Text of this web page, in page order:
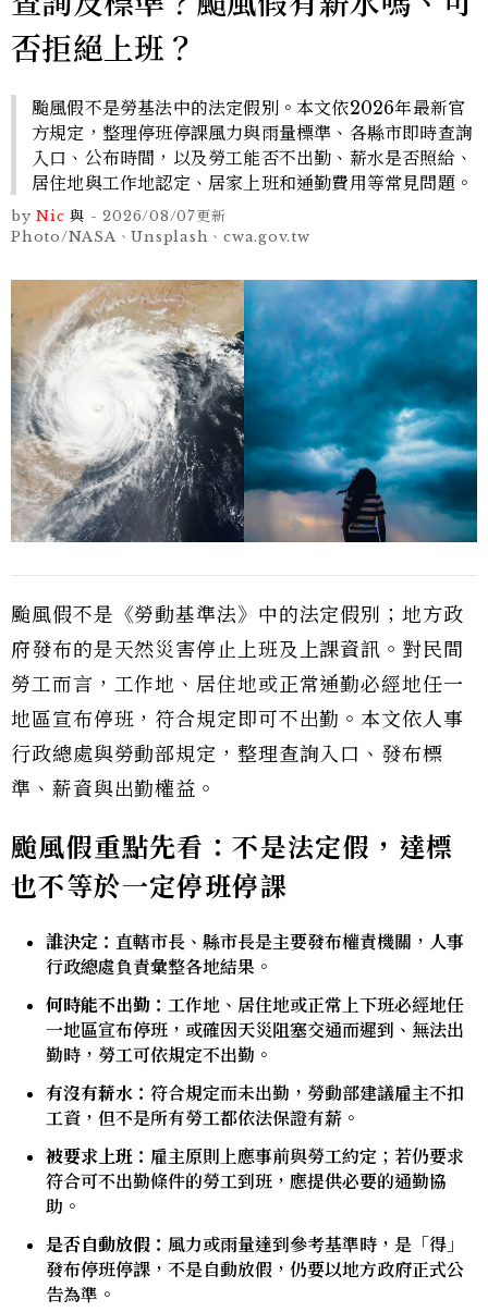
否拒絕上班？
颱風假不是勞基法中的法定假別。本文依2026年最新官
方規定，整理停班停課風力與雨量標準、各縣市即時查詢
入口、公布時間，以及勞工能否不出勤、薪水是否照給、
居住地與工作地認定、居家上班和通勤費用等常見問題。
by Nic 與 -2026/08/07更新
Photo/NASA、Unsplash、cwa.gov.tw
颱風假不是《勞動基準法》中的法定假別；地方政
府發布的是天然災害停止上班及上課資訊。對民間
勞工而言，工作地、居住地或正常通勤必經地任一
地區宣布停班，符合規定即可不出勤。本文依人事
行政總處與勞動部規定，整理查詢入口、發布標
準、薪資與出勤權益。
颱風假重點先看：不是法定假，達標
也不等於一定停班停課
誰決定： 直轄市長、縣市長是主要發布權責機關，人事
行政總處負責彙整各地結果。
何時能不出勤： 工作地、居住地或正常上下班必經地任
一地區宣布停班，或確因天災阻塞交通而遲到、無法出
勤時，勞工可依規定不出勤。
有沒有薪水： 符合規定而未出勤，勞動部建議雇主不扣
工資，但不是所有勞工都依法保證有薪。
被要求上班： 雇主原則上應事前與勞工約定；若仍要求
符合可不出勤條件的勞工到班，應提供必要的通勤協
助。
是否自動放假： 風力或雨量達到參考基準時，是「得」
發布停班停課，不是自動放假，仍要以地方政府正式公
告為準。